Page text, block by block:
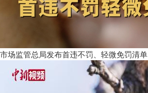
市场监管总局发布首违不罚、轻微免罚清单